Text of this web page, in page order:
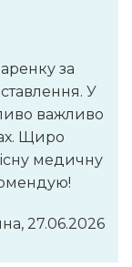
за
У
важливо
Щиро
медичну
27.06.2026